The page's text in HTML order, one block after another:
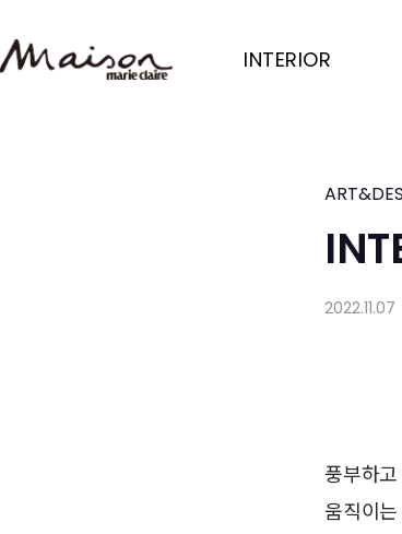
to
main
INTERIOR
2022.11.07
풍부하
움직이